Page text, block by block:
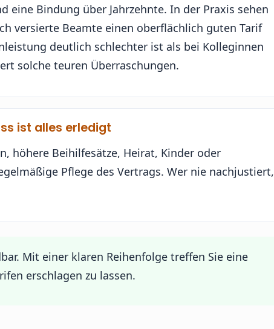
Bindung über Jahrzehnte. In der Praxis sehen
versierte Beamte einen oberflächlich guten Tarif
deutlich schlechter ist als bei Kolleginnen
solche teuren Überraschungen.
ist alles erledigt
höhere Beihilfesätze, Heirat, Kinder oder
Pflege des Vertrags. Wer nie nachjustiert,
Mit einer klaren Reihenfolge treffen Sie eine
erschlagen zu lassen.